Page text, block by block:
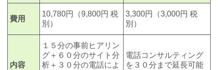
費用
10,780円（9,800円 税
別）
3,300円（3,000円 税
別）
内容
１５分の事前ヒアリン
グ＋６０分のサイト分
析＋３０分の電話によ
電話コンサルティング
を３０分まで延長可能